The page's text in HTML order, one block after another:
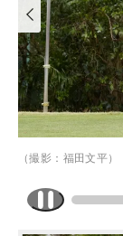
（撮影：福田文平）